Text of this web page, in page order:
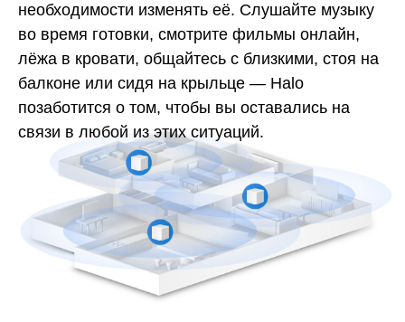
необходимости изменять её. Слушайте музыку
во время готовки, смотрите фильмы онлайн,
лёжа в кровати, общайтесь с близкими, стоя на
балконе или сидя на крыльце — Halo
позаботится о том, чтобы вы оставались на
связи в любой из этих ситуаций.